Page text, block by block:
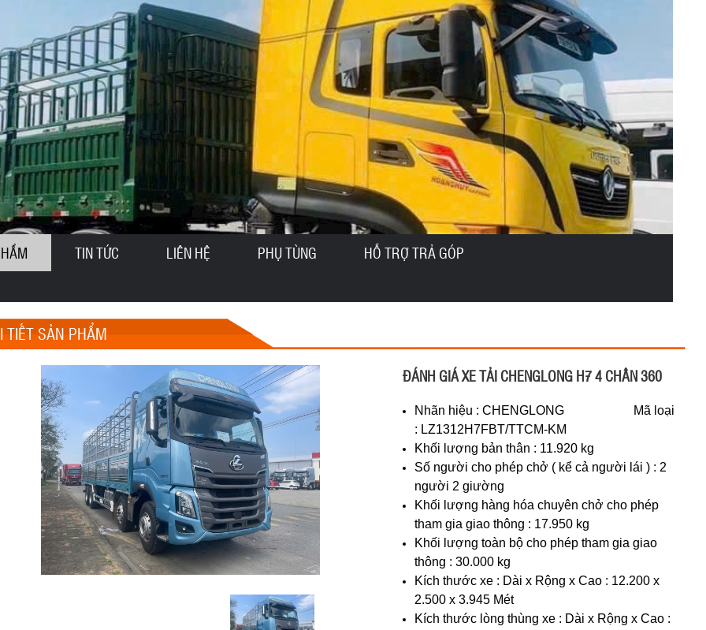
TIN TỨC LIÊN HỆ PHỤ TÙNG HỖ TRỢ TRẢ GÓP
TIẾT SẢN PHẨM
ĐÁNH GIÁ XE TẢI CHENGLONG H7 4 CHÂN 360
Nhãn hiệu : CHENGLONG Mã loại
: LZ1312H7FBT/TTCM-KM
Khối lượng bản thân : 11.920 kg
Số người cho phép chở ( kể cả người lái ) : 2
người 2 giường
Khối lượng hàng hóa chuyên chở cho phép
tham gia giao thông : 17.950 kg
Khối lượng toàn bộ cho phép tham gia giao
thông : 30.000 kg
Kích thước xe : Dài x Rộng x Cao : 12.200 x
2.500 x 3.945 Mét
Kích thước lòng thùng xe : Dài x Rộng x Cao :